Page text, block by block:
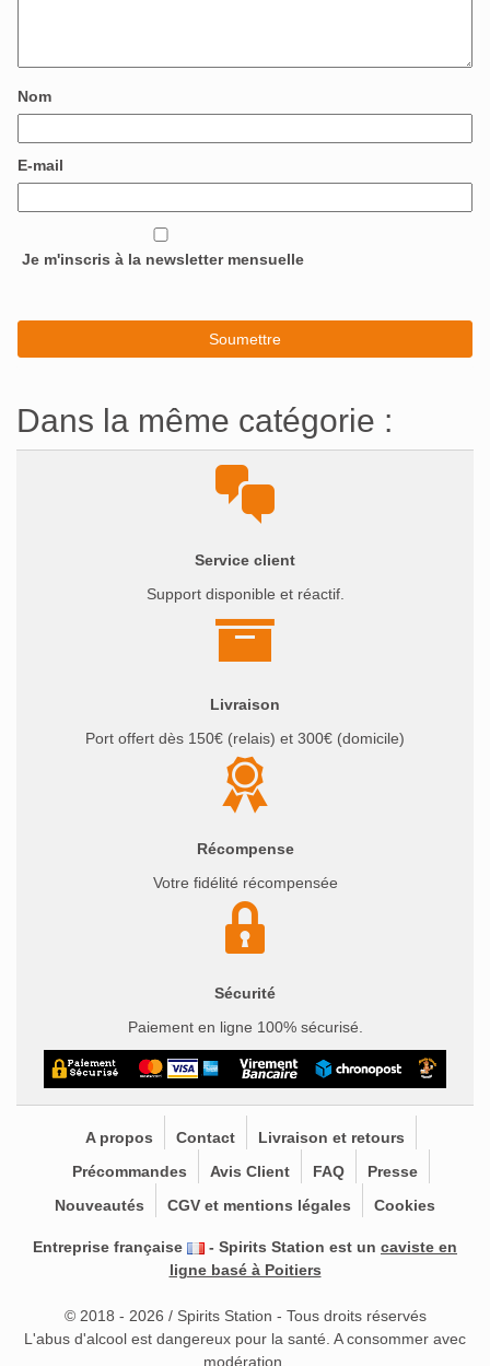
Nom
E-mail
Je m'inscris à la newsletter mensuelle
Dans la même catégorie :
Service client
Support disponible et réactif.
Livraison
Port offert dès 150€ (relais) et 300€ (domicile)
Récompense
Votre fidélité récompensée
Sécurité
Paiement en ligne 100% sécurisé.
A propos Contact
Livraison et retours
Précommandes
Avis Client FAQ
Presse
Nouveautés
CGV et mentions légales Cookies
Entreprise française - Spirits Station est un caviste en
ligne basé à Poitiers
© 2018 - 2026 / Spirits Station - Tous droits réservés
L'abus d'alcool est dangereux pour la santé. A consommer avec
modération.